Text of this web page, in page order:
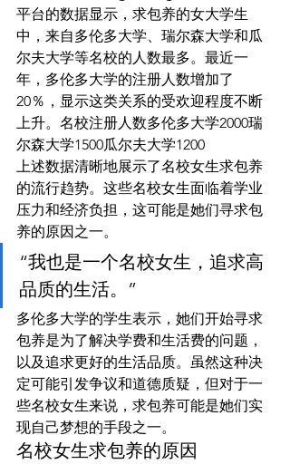
平台的数据显示，求包养的女大学生
中，来自多伦多大学、瑞尔森大学和瓜
尔夫大学等名校的人数最多。最近一
年，多伦多大学的注册人数增加了
20％，显示这类关系的受欢迎程度不断
上升。名校注册人数多伦多大学2000瑞
尔森大学1500瓜尔夫大学1200
上述数据清晰地展示了名校女生求包养
的流行趋势。这些名校女生面临着学业
压力和经济负担，这可能是她们寻求包
养的原因之一。
“我也是一个名校女生，追求高
品质的生活。”
多伦多大学的学生表示，她们开始寻求
包养是为了解决学费和生活费的问题，
以及追求更好的生活品质。虽然这种决
定可能引发争议和道德质疑，但对于一
些名校女生来说，求包养可能是她们实
现自己梦想的手段之一。
名校女生求包养的原因